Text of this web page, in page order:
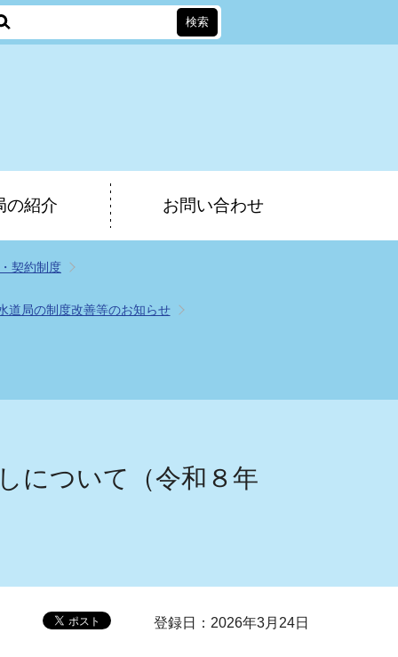
の紹介 お問い合わせ
契約制度
道局の制度改善等のお知らせ
について（令和８年
登録日：2026年3月24日